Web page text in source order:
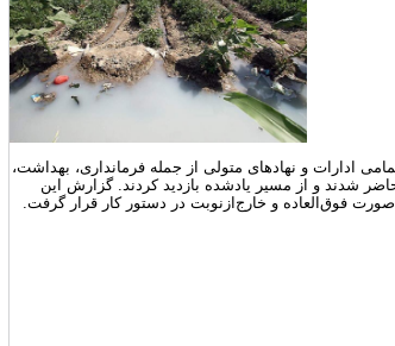
ادارات و نهادهای متولی از جمله فرمانداری، بهداشت،
شدند و از مسیر یادشده بازدید کردند. گزارش این
فوق‌العاده و خارج‌ازنوبت در دستور کار قرار گرفت.